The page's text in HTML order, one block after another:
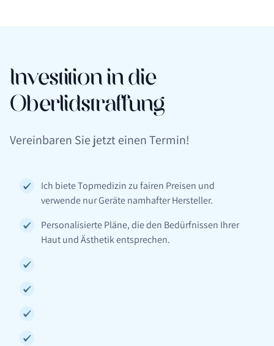
Investition in die
Oberlidstraffung
Vereinbaren Sie jetzt einen Termin!
Ich biete Topmedizin zu fairen Preisen und
verwende nur Geräte namhafter Hersteller.
Personalisierte Pläne, die den Bedürfnissen Ihrer
Haut und Ästhetik entsprechen.